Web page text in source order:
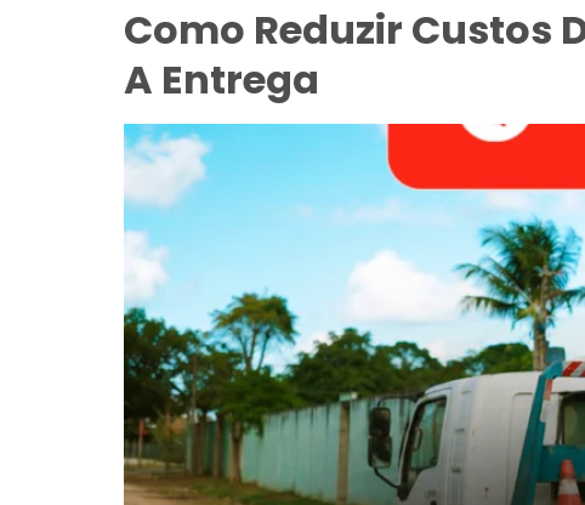
Como Reduzir Custos
A Entrega